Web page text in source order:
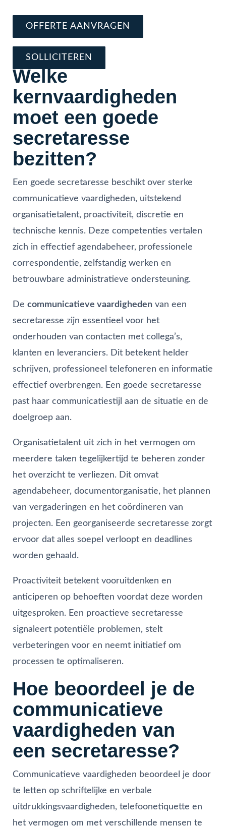
OFFERTE AANVRAGEN
SOLLICITEREN
Welke
kernvaardigheden
moet een goede
secretaresse
bezitten?
Een goede secretaresse beschikt over sterke
communicatieve vaardigheden, uitstekend
organisatietalent, proactiviteit, discretie en
technische kennis. Deze competenties vertalen
zich in effectief agendabeheer, professionele
correspondentie, zelfstandig werken en
betrouwbare administratieve ondersteuning.
De communicatieve vaardigheden van een
secretaresse zijn essentieel voor het
onderhouden van contacten met collega’s,
klanten en leveranciers. Dit betekent helder
schrijven, professioneel telefoneren en informatie
effectief overbrengen. Een goede secretaresse
past haar communicatiestijl aan de situatie en de
doelgroep aan.
Organisatietalent uit zich in het vermogen om
meerdere taken tegelijkertijd te beheren zonder
het overzicht te verliezen. Dit omvat
agendabeheer, documentorganisatie, het plannen
van vergaderingen en het coördineren van
projecten. Een georganiseerde secretaresse zorgt
ervoor dat alles soepel verloopt en deadlines
worden gehaald.
Proactiviteit betekent vooruitdenken en
anticiperen op behoeften voordat deze worden
uitgesproken. Een proactieve secretaresse
signaleert potentiële problemen, stelt
verbeteringen voor en neemt initiatief om
processen te optimaliseren.
Hoe beoordeel je de
communicatieve
vaardigheden van
een secretaresse?
Communicatieve vaardigheden beoordeel je door
te letten op schriftelijke en verbale
uitdrukkingsvaardigheden, telefoonetiquette en
het vermogen om met verschillende mensen te